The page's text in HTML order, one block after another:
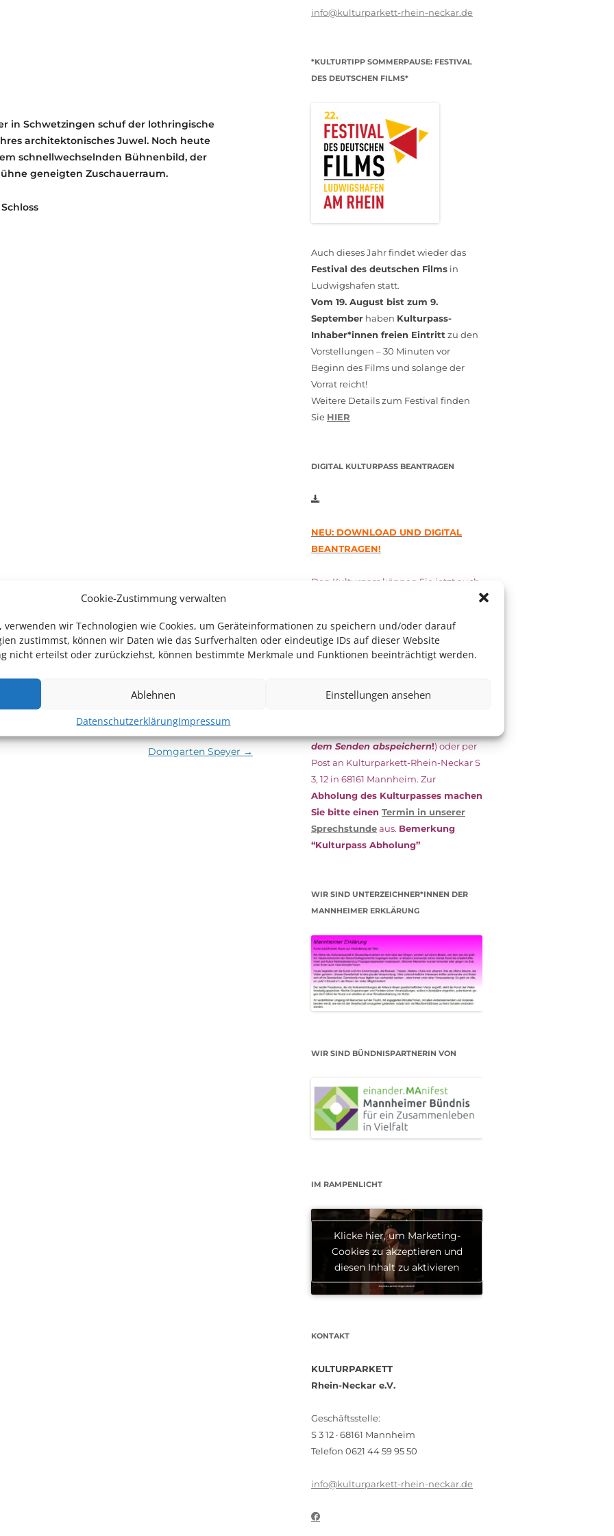
Cookie-Zustimmung verwalten
wir Technologien wie Cookies, um Geräteinformationen zu speichern und/oder darauf
zustimmst, können wir Daten wie das Surfverhalten oder eindeutige IDs auf dieser Website
nicht erteilst oder zurückziehst, können bestimmte Merkmale und Funktionen beeinträchtigt werden.
Ablehnen Einstellungen ansehen
DatenschutzerklärungImpressum
in Schwetzingen schuf der lothringische
architektonisches Juwel. Noch heute
schnellwechselnden Bühnenbild, der
geneigten Zuschauerraum.
Ort</li>
Domgarten Speyer →
info@kulturparkett-rhein-neckar.de
*KULTURTIPP SOMMERPAUSE: FESTIVAL
DES DEUTSCHEN FILMS*
Auch dieses Jahr findet wieder das
Festival des deutschen Films in
Ludwigshafen statt.
Vom 19. August bist zum 9.
September haben Kulturpass-
Inhaber*innen freien Eintritt zu den
Vorstellungen – 30 Minuten vor
Beginn des Films und solange der
Vorrat reicht!
Weitere Details zum Festival finden
Sie HIER
DIGITAL KULTURPASS BEANTRAGEN
NEU: DOWNLOAD UND DIGITAL
BEANTRAGEN!
Den Kulturpass können Sie jetzt auch
esunterschriebenzusammen mit
dem aktuellen
(Bürgergeld/
das Kulturparkett zurück: Per E-Mail
dem Senden abspeichern!) oder per
Post an Kulturparkett-Rhein-Neckar S
3, 12 in 68161 Mannheim. Zur
Abholung des Kulturpasses machen
Sie bitte einen Termin in unserer
Sprechstundeaus. Bemerkung
“Kulturpass Abholung”
WIR SIND UNTERZEICHNER*INNEN DER
MANNHEIMER ERKLÄRUNG
WIR SIND BÜNDNISPARTNERIN VON
IM RAMPENLICHT
Klicke hier, um Marketing-
Cookies zu akzeptieren und
diesen Inhalt zu aktivieren
KONTAKT
KULTURPARKETT
Rhein-Neckar e.V.
Geschäftsstelle:
S 3 12 · 68161 Mannheim
Telefon 0621 44 59 95 50
info@kulturparkett-rhein-neckar.de